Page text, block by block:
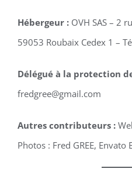
Hébergeur : OVH SAS – 2
59053 Roubaix Cedex 1 –
Délégué à la protection
fredgree@gmail.com
Autres contributeurs :
Photos : Fred GREE, Envato